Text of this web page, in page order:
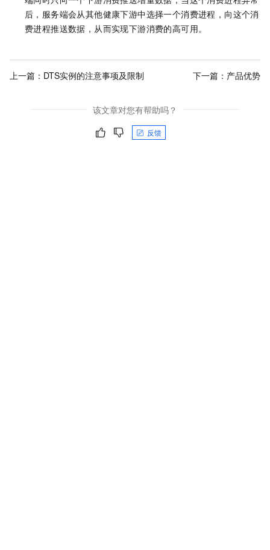
后，服务端会从其他健康下游中选择一个消费进程，向这个消
费进程推送数据，从而实现下游消费的高可用。
上一篇： DTS实例的注意事项及限制 下一篇： 产品优势
该文章对您有帮助吗？
反馈